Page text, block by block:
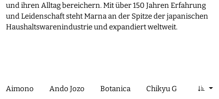
und ihren Alltag bereichern. Mit über 150 Jahren Erfahrung
und Leidenschaft steht Marna an der Spitze der japanischen
Haushaltswarenindustrie und expandiert weltweit.
Aimono Ando Jozo Botanica Chikyu Greetings